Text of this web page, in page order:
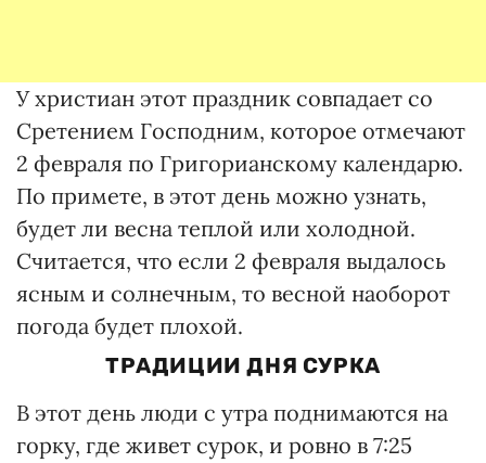
У христиан этот праздник совпадает со
Сретением Господним, которое отмечают
2 февраля по Григорианскому календарю.
По примете, в этот день можно узнать,
будет ли весна теплой или холодной.
Считается, что если 2 февраля выдалось
ясным и солнечным, то весной наоборот
погода будет плохой.
ТРАДИЦИИ ДНЯ СУРКА
В этот день люди с утра поднимаются на
горку, где живет сурок, и ровно в 7:25